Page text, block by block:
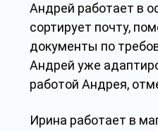
Андрей работает в
сортирует почту,
документы по
Андрей уже
работой Андрея,
Ирина работает в